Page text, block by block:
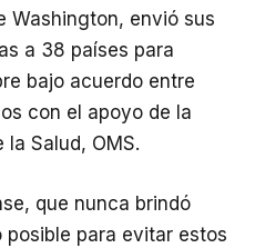
Washington, envió sus
a 38 países para
bajo acuerdo entre
con el apoyo de la
Salud, OMS.
que nunca brindó
para evitar estos